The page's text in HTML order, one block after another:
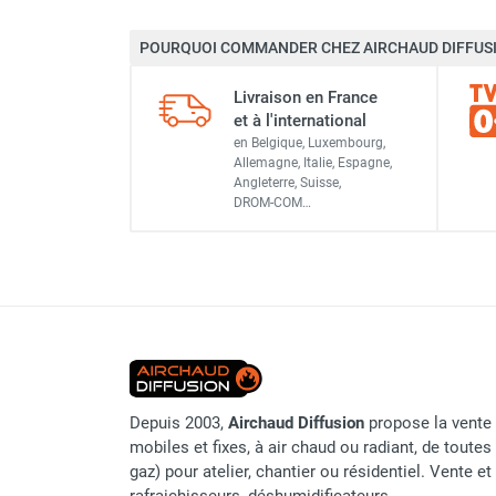
infrarouge sur mât
Parasol chauffant et radiant sur
mât électrique
Chauffe terrasse aux pellets
Chauffage infrarouge fixe mur et
Réglette et cassette rayonnante
Chauffage tube radiant et radiant
lumineux au gaz
Chauffage radiant tube suspendu
au gaz
POURQUOI COMMANDER CHEZ AIRCHAUD
Livraison en France
et à l'international
en Belgique, Luxembourg,
Allemagne, Italie, Espagne,
Angleterre, Suisse,
DROM-COM…
Depuis 2003, Airchaud Diffusion propose la
mobiles et fixes, à air chaud ou radiant, de
gaz) pour atelier, chantier ou résidentiel. Vente